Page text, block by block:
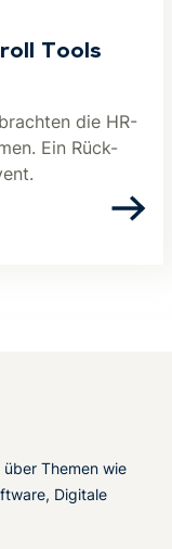
Tools
die HR-
Ein Rück-
Themen wie
Digitale